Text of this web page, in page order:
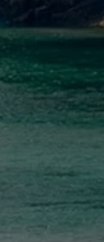
ONE
Fahrzeugsuche &
Kauf & Finanzierung
Online-
Aktionen &
E-Auto-
Für
Für
Finanzierung
Für
Für
Leasing
Für